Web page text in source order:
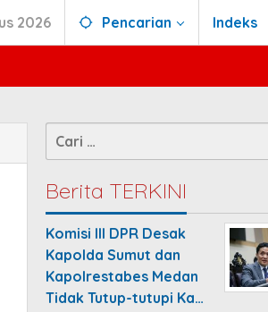
2026 Pencarian Indeks
Cari
untuk:
Berita TERKINI
Komisi III DPR Desak
Kapolda Sumut dan
Kapolrestabes Medan
Tidak Tutup-tutupi Ka…